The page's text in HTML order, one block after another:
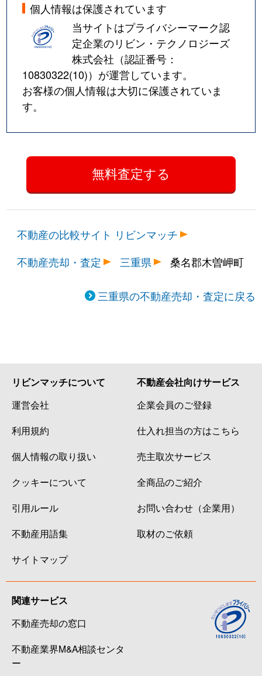
個人情報は保護されています
当サイトはプライバシーマーク認
定企業のリビン・テクノロジーズ
株式会社（認証番号：
10830322(10)）が運営しています。
お客様の個人情報は大切に保護されていま
す。
不動産の比較サイト リビンマッチ
不動産売却・査定
三重県 桑名郡木曽岬町
三重県の不動産売却・査定に戻る
リビンマッチについて
運営会社
利用規約
個人情報の取り扱い
クッキーについて
引用ルール
不動産用語集
サイトマップ
不動産会社向けサービス
企業会員のご登録
仕入れ担当の方はこちら
売主取次サービス
全商品のご紹介
お問い合わせ（企業用）
取材のご依頼
関連サービス
不動産売却の窓口
不動産業界M&A相談センタ
ー